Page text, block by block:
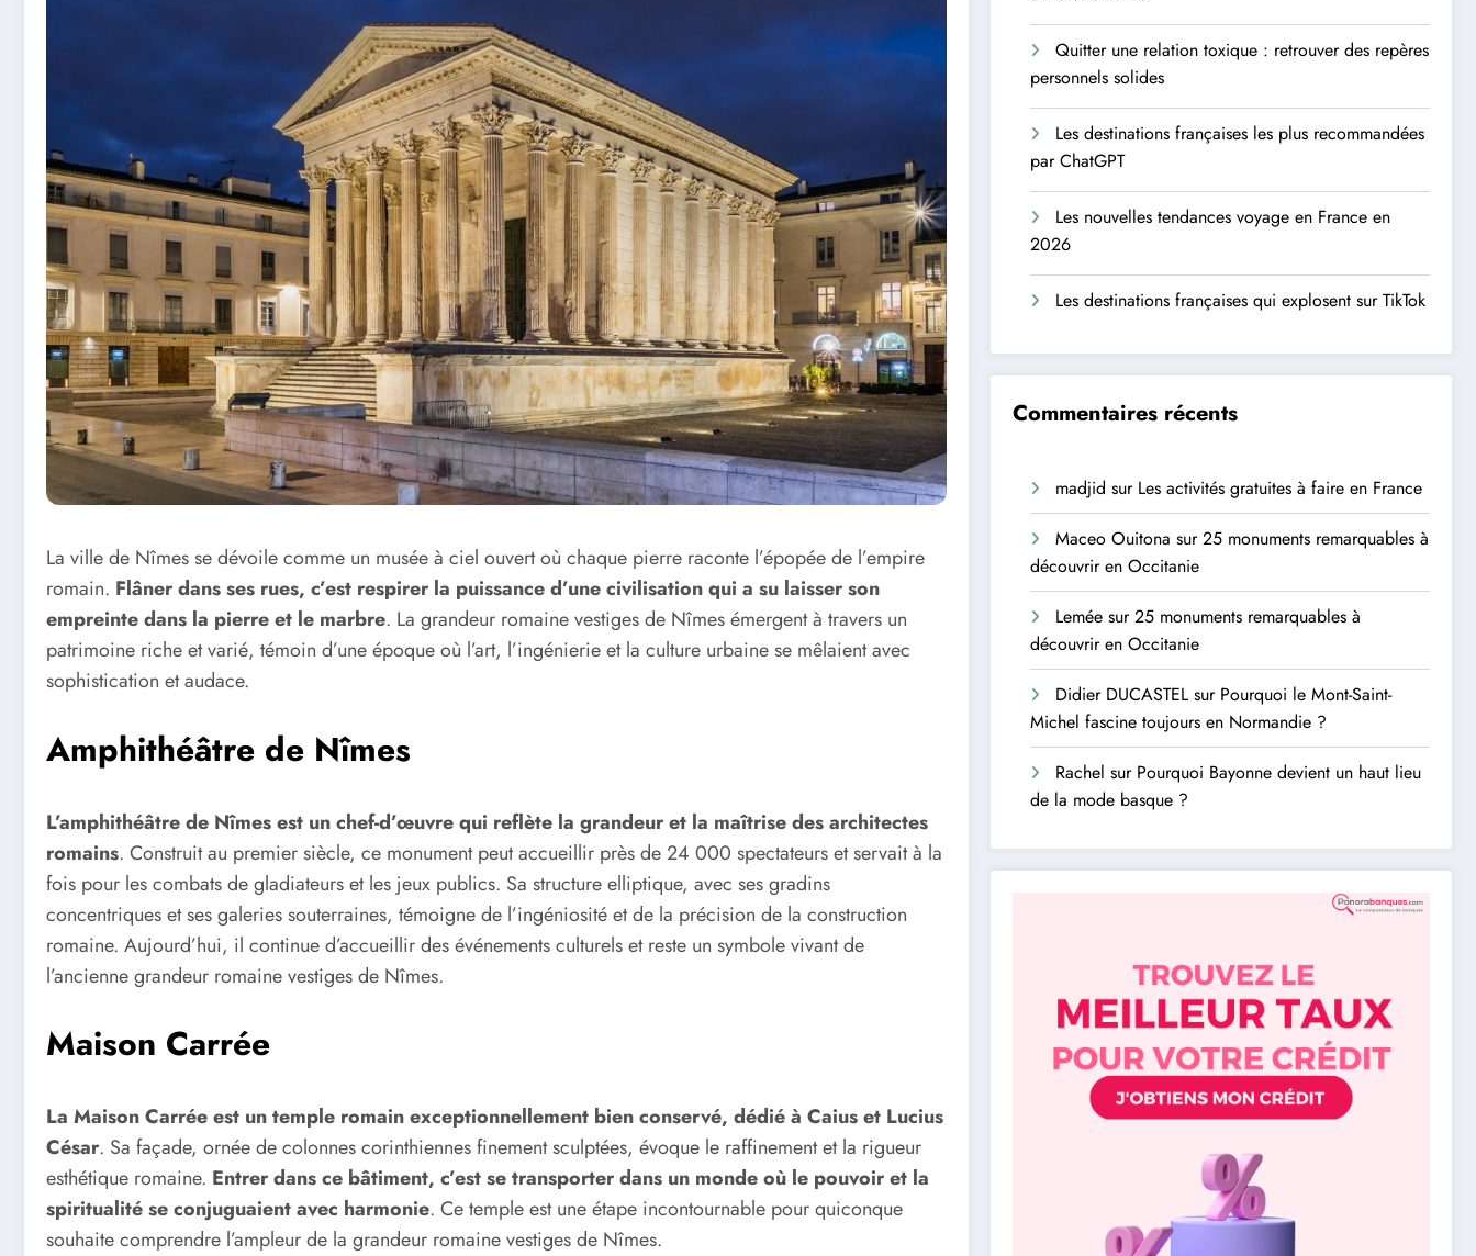
La ville de Nîmes se dévoile comme un musée à ciel ouvert où chaque pierre raconte l’épopée de l’empire
romain. Flâner dans ses rues, c’est respirer la puissance d’une civilisation qui a su laisser son
empreinte dans la pierre et le marbre. La grandeur romaine vestiges de Nîmes émergent à travers un
patrimoine riche et varié, témoin d’une époque où l’art, l’ingénierie et la culture urbaine se mêlaient avec
sophistication et audace.
Amphithéâtre de Nîmes
L’amphithéâtre de Nîmes est un chef-d’œuvre qui reflète la grandeur et la maîtrise des architectes
romains. Construit au premier siècle, ce monument peut accueillir près de 24 000 spectateurs et servait à la
fois pour les combats de gladiateurs et les jeux publics. Sa structure elliptique, avec ses gradins
concentriques et ses galeries souterraines, témoigne de l’ingéniosité et de la précision de la construction
romaine. Aujourd’hui, il continue d’accueillir des événements culturels et reste un symbole vivant de
l’ancienne grandeur romaine vestiges de Nîmes.
Maison Carrée
La Maison Carrée est un temple romain exceptionnellement bien conservé, dédié à Caius et Lucius
César. Sa façade, ornée de colonnes corinthiennes finement sculptées, évoque le raffinement et la rigueur
esthétique romaine. Entrer dans ce bâtiment, c’est se transporter dans un monde où le pouvoir et la
spiritualité se conjuguaient avec harmonie. Ce temple est une étape incontournable pour quiconque
souhaite comprendre l’ampleur de la grandeur romaine vestiges de Nîmes.
Quitter une relation toxique : retrouver des repères
personnels solides
Les destinations françaises les plus recommandées
par ChatGPT
Les nouvelles tendances voyage en France en
2026
Les destinations françaises qui explosent sur TikTok
Commentaires récents
madjid sur Les activités gratuites à faire en France
Maceo Ouitona sur25 monuments remarquables à
découvrir en Occitanie
Lemée sur25 monuments remarquables à
découvrir en Occitanie
Didier DUCASTEL sur Pourquoi le Mont-Saint-
Michel fascine toujours en Normandie ?
Rachel sur Pourquoi Bayonne devient un haut lieu
de la mode basque ?